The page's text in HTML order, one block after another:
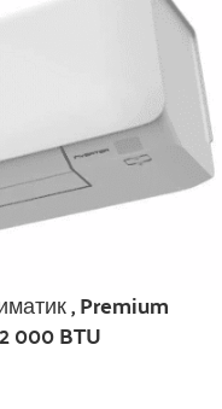
, Premium
000 BTU